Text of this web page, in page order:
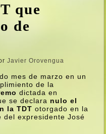
que
de
Javier Orovengua
mes de marzo en un
de la
dictada en
se declara nulo el
la TDT otorgado en la
del expresidente José